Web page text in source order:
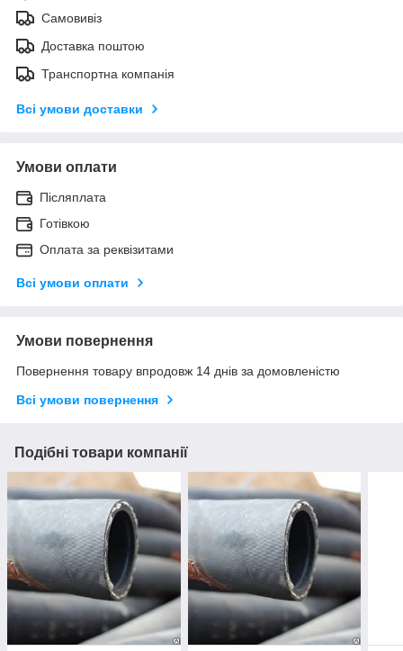
Самовивіз
Доставка поштою
Транспортна компанія
Всі умови доставки
Умови оплати
Післяплата
Готівкою
Оплата за реквізитами
Всі умови оплати
Умови повернення
Повернення товару впродовж 14 днів за домовленістю
Всі умови повернення
Подібні товари компанії